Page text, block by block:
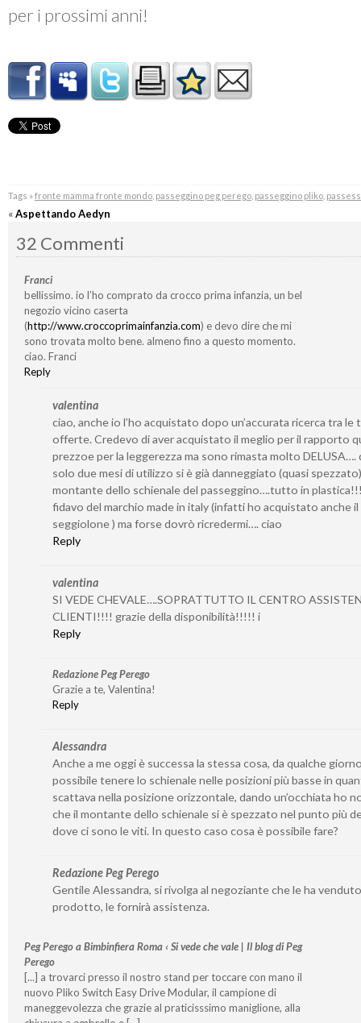
per i prossimi anni!
Tags »fronte mamma fronte mondo, passeggino peg perego, passeggino pliko,
«Aspettando Aedyn
32 Commenti
Franci
bellissimo. io l’ho comprato da crocco prima infanzia, un bel
negozio vicino caserta
(http://www.croccoprimainfanzia.com) e devo dire che mi
sono trovata molto bene. almeno fino a questo momento.
ciao. Franci
Reply
valentina
ciao, anche io l’ho acquistato dopo un’accurata ricerca tra le
offerte. Credevo di aver acquistato il meglio per il rapporto
prezzoe per la leggerezza ma sono rimasta molto DELUSA….
solo due mesi di utilizzo si è già danneggiato (quasi
montante dello schienale del passeggino….tutto in
fidavo del marchio made in italy (infatti ho acquistato anche il
seggiolone ) ma forse dovrò ricredermi…. ciao
Reply
valentina
SI VEDE CHEVALE….SOPRATTUTTO IL CENTRO
CLIENTI!!!! grazie della disponibilità!!!!! i
Reply
Redazione Peg Perego
Grazie a te, Valentina!
Reply
Alessandra
Anche a me oggi è successa la stessa cosa, da qualche
possibile tenere lo schienale nelle posizioni più basse in
scattava nella posizione orizzontale, dando un’occhiata ho
che il montante dello schienale si è spezzato nel punto più
dove ci sono le viti. In questo caso cosa è possibile fare?
Redazione Peg Perego
Gentile Alessandra, si rivolga al negoziante che le ha
prodotto, le fornirà assistenza.
Peg Perego a Bimbinfiera Roma ‹ Si vede che vale | Il blog di Peg
Perego
[...] a trovarci presso il nostro stand per toccare con mano il
nuovo Pliko Switch Easy Drive Modular, il campione di
maneggevolezza che grazie al praticisssimo maniglione, alla